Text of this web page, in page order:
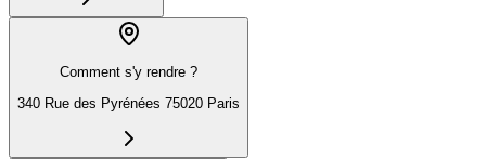
Comment s'y rendre ?
340 Rue des Pyrénées 75020 Paris